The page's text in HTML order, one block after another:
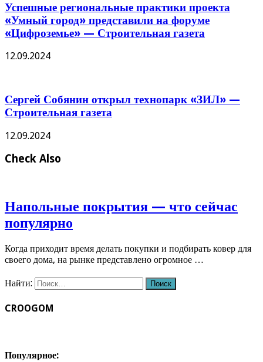
Успешные региональные практики проекта
«Умный город» представили на форуме
«Цифроземье» — Строительная газета
12.09.2024
Сергей Собянин открыл технопарк «ЗИЛ» —
Строительная газета
12.09.2024
Check Also
Напольные покрытия — что сейчас
популярно
Когда приходит время делать покупки и подбирать ковер для
своего дома, на рынке представлено огромное …
Найти:
CROOGOM
Популярное: